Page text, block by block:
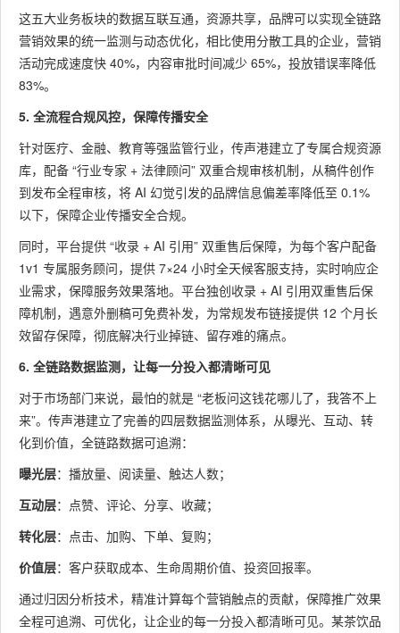
这五大业务板块的数据互联互通，资源共享，品牌可以实现全链路
营销效果的统一监测与动态优化，相比使用分散工具的企业，营销
活动完成速度快 40%，内容审批时间减少 65%，投放错误率降低
83%。
5. 全流程合规风控，保障传播安全
针对医疗、金融、教育等强监管行业，传声港建立了专属合规资源
库，配备 “行业专家 + 法律顾问” 双重合规审核机制，从稿件创作
到发布全程审核，将 AI 幻觉引发的品牌信息偏差率降低至 0.1%
以下，保障企业传播安全合规。
同时，平台提供 “收录 + AI 引用” 双重售后保障，为每个客户配备
1v1 专属服务顾问，提供 7×24 小时全天候客服支持，实时响应企
业需求，保障服务效果落地。平台独创收录 + AI 引用双重售后保
障机制，遇意外删稿可免费补发，为常规发布链接提供 12 个月长
效留存保障，彻底解决行业掉链、留存难的痛点。
6. 全链路数据监测，让每一分投入都清晰可见
对于市场部门来说，最怕的就是 “老板问这钱花哪儿了，我答不上
来”。传声港建立了完善的四层数据监测体系，从曝光、互动、转
化到价值，全链路数据可追溯：
曝光层：播放量、阅读量、触达人数；
互动层：点赞、评论、分享、收藏；
转化层：点击、加购、下单、复购；
价值层：客户获取成本、生命周期价值、投资回报率。
通过归因分析技术，精准计算每个营销触点的贡献，保障推广效果
全程可追溯、可优化，让企业的每一分投入都清晰可见。某茶饮品